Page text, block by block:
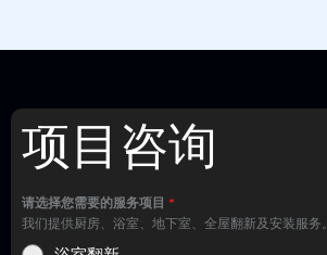
项目咨询
请选择您需要的服务项目 *
我们提供厨房、浴室、地下室、全屋翻新及安装服务。